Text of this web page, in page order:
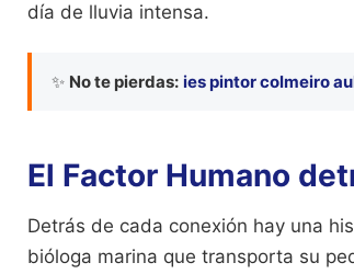
día de lluvia intensa.
✨ No te pierdas: ies pintor colmeiro
El Factor Humano
Detrás de cada conexión hay una
bióloga marina que transporta su